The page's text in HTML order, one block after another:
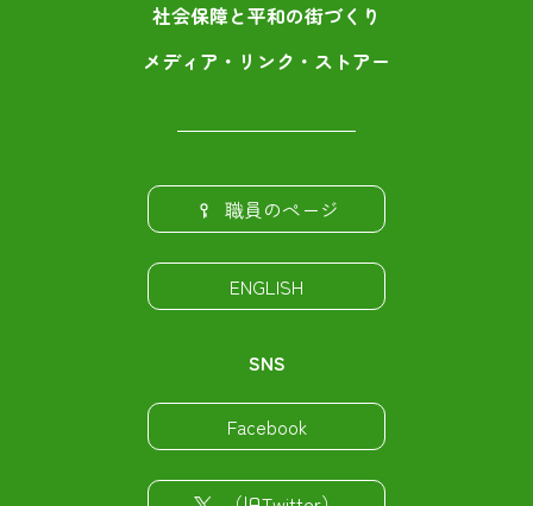
社会保障と平和の街づくり
メディア・リンク・ストアー
職員のページ
ENGLISH
SNS
Facebook